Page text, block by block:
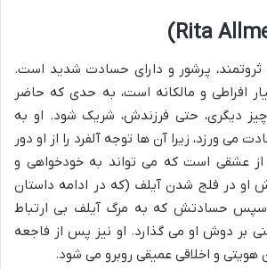
ثروتمند، پرشور و دارای حسادت شدید است.
افراطی و مالکانه است، به حدی که حاضر
دیگری، حتی فرزندش، شریک شود. او به
می ورزد، زیرا آن ها توجه آلفرد را از او دور
از عشقی است که می تواند به خودخواهی و
او در فلج شدن آیلف (که در ادامه داستان
حسادتش که به مرگ آیلف بی ارتباط
بر دوش او می گذارد. او نیز پس از فاجعه
هویتی و اخلاقی عمیقی روبرو می شود.